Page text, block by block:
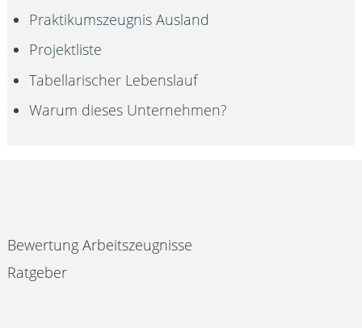
Praktikumszeugnis Ausland
Projektliste
Tabellarischer Lebenslauf
Warum dieses Unternehmen?
Bewertung Arbeitszeugnisse
Ratgeber